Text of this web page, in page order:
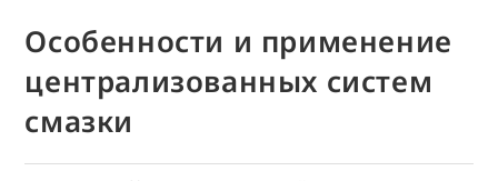
Особенности и применение
централизованных систем
смазки